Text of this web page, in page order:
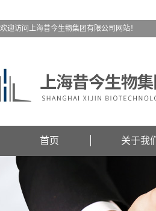
欢迎访问上海昔今生物集团有限公司网站！
首页 关于我们